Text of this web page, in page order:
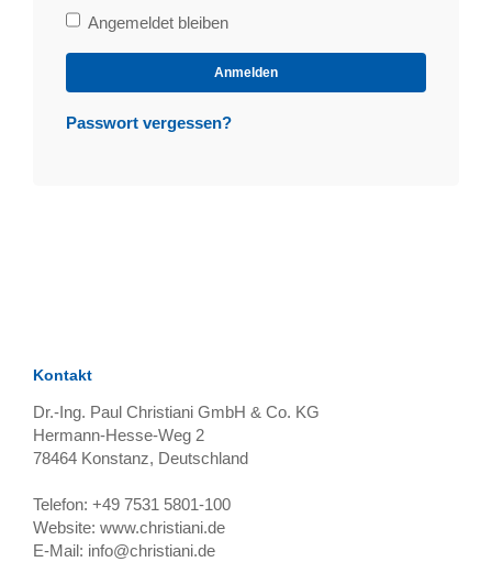
Bleibe
angemeldet
Angemeldet bleiben
Anmelden
Passwort vergessen?
Kontakt
Dr.-Ing. Paul Christiani GmbH & Co. KG
Hermann-Hesse-Weg 2
78464 Konstanz, Deutschland
Telefon: +49 7531 5801-100
Website: www.christiani.de
E-Mail: info@christiani.de